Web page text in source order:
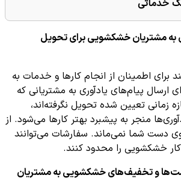
خدماتی
به مشتریان خشکشویی برای تحویل
برای اطمینان از انجام کارها و خدمات به
ارسال پیام‌های یادآوری به مشتریانی که
زمانی تعیین شده تحویل نگرفته‌اند،
منجر به پیشبرد بهتر کارها می‌شود. از
دست شما نمی‌ماند. سفارشات می‌توانند
خشکشویی را محدود کنند.
و تخفیف‌های خشکشویی به مشتریان